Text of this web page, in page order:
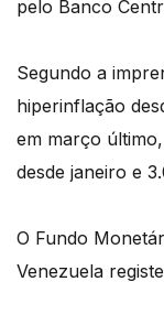
pelo Banco
Segundo a
hiperinflação
em março
desde janeiro e
O Fundo
Venezuela